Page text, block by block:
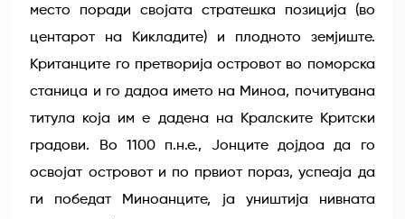
место поради својата стратешка позиција (во
центарот на Кикладите) и плодното земјиште.
Кританците го претворија островот во поморска
станица и го дадоа името на Миноа, почитувана
титула која им е дадена на Кралските Критски
градови. Во 1100 п.н.е., Јонците дојдоа да го
освојат островот и по првиот пораз, успеаја да
ги победат Миноанците, ја уништија нивната